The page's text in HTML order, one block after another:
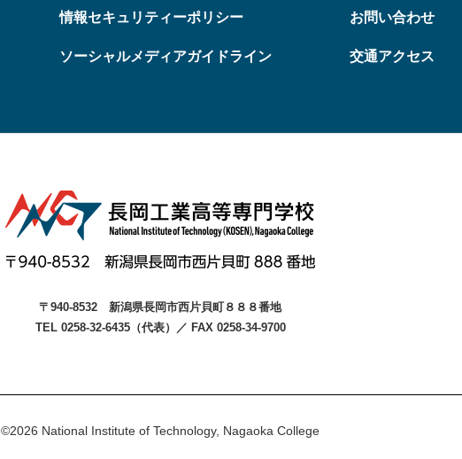
情報セキュリティーポリシー
ソーシャルメディアガイドライン
お問い合わせ
交通アクセス
〒940-8532 新潟県長岡市西片貝町８８８番地
TEL 0258-32-6435（代表）
／ FAX 0258-34-9700
©2026 National Institute of Technology, Nagaoka College